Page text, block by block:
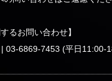
るお問い合わせ】
| 03-6869-7453 (平日11:00-